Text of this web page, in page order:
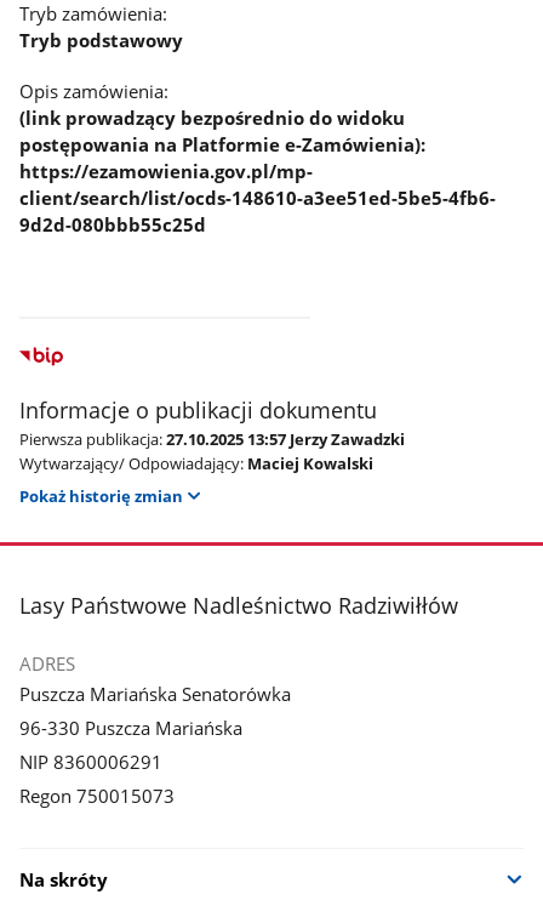
Tryb zamówienia:
Tryb podstawowy
Opis zamówienia:
(link prowadzący bezpośrednio do widoku
postępowania na Platformie e-Zamówienia):
https://ezamowienia.gov.pl/mp-
client/search/list/ocds-148610-a3ee51ed-5be5-4fb6-
9d2d-080bbb55c25d
Informacje o publikacji dokumentu
Pierwsza publikacja:27.10.2025 13:57 Jerzy Zawadzki
Wytwarzający/ Odpowiadający: Maciej Kowalski
Pokaż historię zmian
stopka
Lasy Państwowe Nadleśnictwo Radziwiłłów
ADRES
Puszcza Mariańska Senatorówka
96-330 Puszcza Mariańska
NIP 8360006291
Regon 750015073
Na skróty